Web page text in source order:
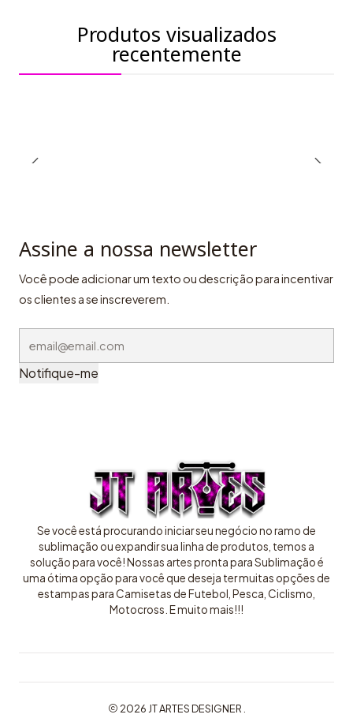
Produtos visualizados
recentemente
Assine a nossa newsletter
Você pode adicionar um texto ou descrição para incentivar
os clientes a se inscreverem.
Notifique-me
Se você está procurando iniciar seu negócio no ramo de
sublimação ou expandir sua linha de produtos, temos a
solução para você! Nossas artes pronta para Sublimação é
uma ótima opção para você que deseja ter muitas opções de
estampas para Camisetas de Futebol, Pesca, Ciclismo,
Motocross. E muito mais!!!
2026 JT ARTES DESIGNER .